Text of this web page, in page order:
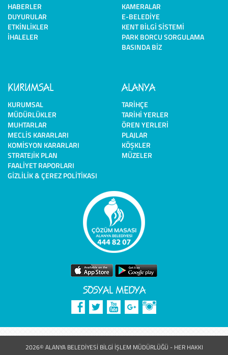
HABERLER
DUYURULAR
ETKINLIKLER
İHALELER
KAMERALAR
E-BELEDIYE
KENT BILGI SISTEMI
PARK BORCU SORGULAMA
BASINDA BIZ
KURUMSAL
KURUMSAL
MÜDÜRLÜKLER
MUHTARLAR
MECLIS KARARLARI
KOMISYON KARARLARI
STRATEJIK PLAN
FAALIYET RAPORLARI
GIZLILIK & ÇEREZ POLITIKASI
ALANYA
TARIHÇE
TARIHI YERLER
ÖREN YERLERI
PLAJLAR
KÖŞKLER
MÜZELER
SOSYAL MEDYA
2026© ALANYA BELEDİYESİ BİLGİ İŞLEM MÜDÜRLÜĞÜ - HER HAKKI